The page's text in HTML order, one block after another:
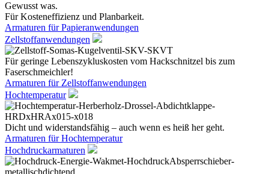
Gewusst was.
Für Kosteneffizienz und Planbarkeit.
Armaturen für Papieranwendungen
Zellstoffanwendungen
Für geringe Lebenszykluskosten vom Hackschnitzel bis zum
Faserschmeichler!
Armaturen für Zellstoffanwendungen
Hochtemperatur
Dicht und widerstandsfähig – auch wenn es heiß her geht.
Armaturen für Hochtemperatur
Hochdruckarmaturen